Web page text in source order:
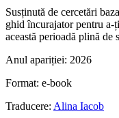
Susținută de cercetări
ghid încurajator pentru
această perioadă plină de
Anul apariției: 2026
Format: e-book
Traducere: Alina Iacob